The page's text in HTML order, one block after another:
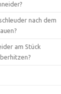
nach dem
am Stück